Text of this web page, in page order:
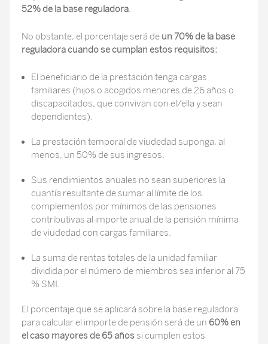
52% de la base reguladora
No obstante, el porcentaje será de un 70% de la base
reguladora cuando se cumplan estos requisitos:
El beneficiario de la prestación tenga cargas
familiares (hijos o acogidos menores de 26 años o
discapacitados, que convivan con el/ella y sean
dependientes).
La prestación temporal de viudedad suponga, al
menos, un 50% de sus ingresos.
Sus rendimientos anuales no sean superiores la
cuantía resultante de sumar al límite de los
complementos por mínimos de las pensiones
contributivas al importe anual de la pensión mínima
de viudedad con cargas familiares.
La suma de rentas totales de la unidad familiar
dividida por el número de miembros sea inferior al 75
% SMI.
El porcentaje que se aplicará sobre la base reguladora
para calcular el importe de pensión será de un 60% en
el caso mayores de 65 años si cumplen estos